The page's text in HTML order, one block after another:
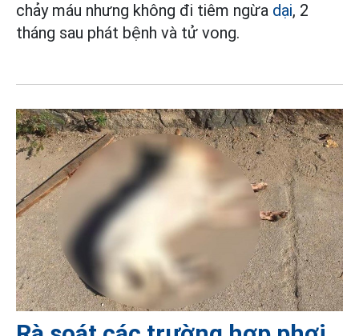
chảy máu nhưng không đi tiêm ngừa dại, 2
tháng sau phát bệnh và tử vong.